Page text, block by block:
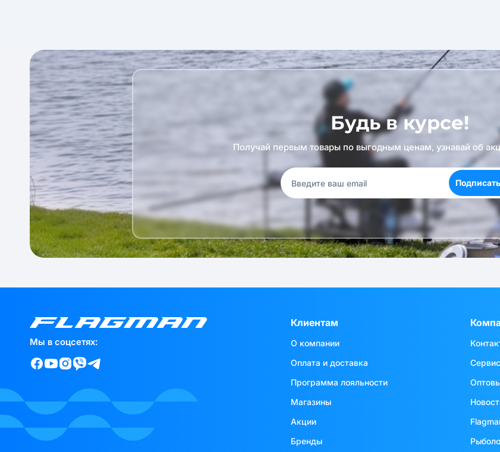
Будь в курсе!
Получай первым товары по выгодным ценам, узнавай об
Мы в соцсетях:
Клиентам
О компании
Оплата и доставка
Программа лояльности
Магазины
Акции
Бренды